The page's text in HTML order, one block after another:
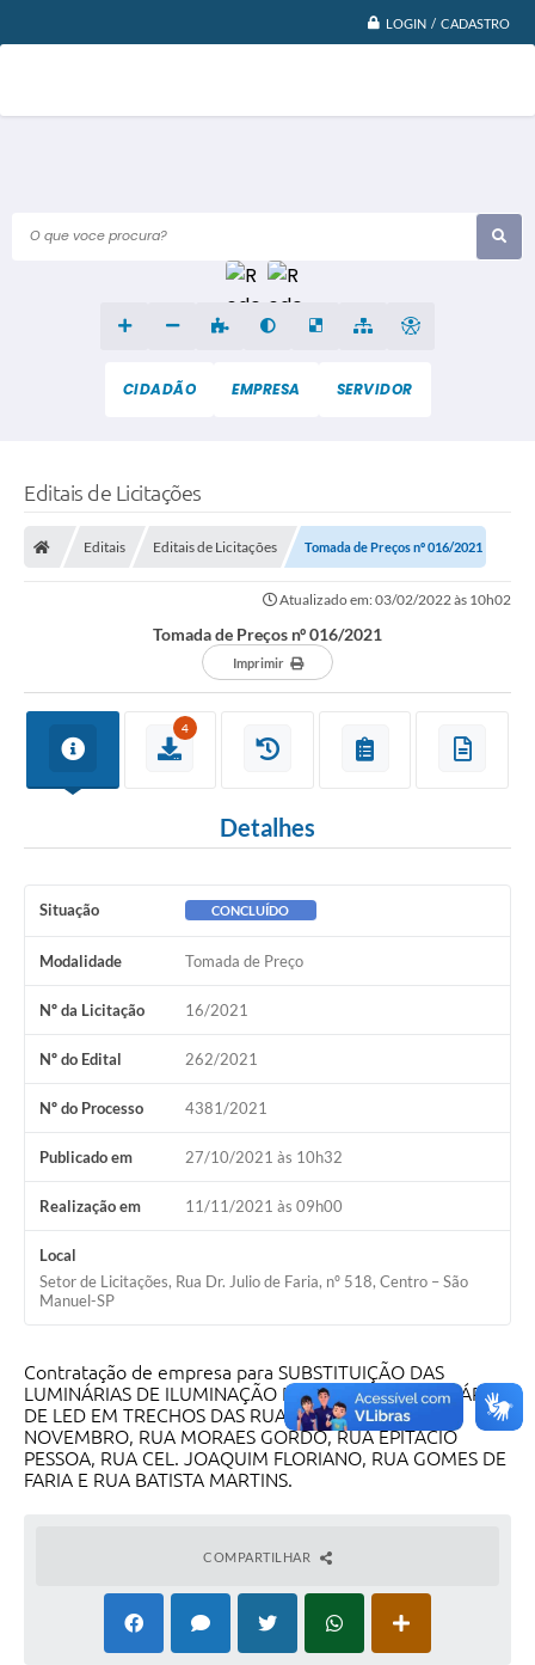
LOGIN / CADASTRO
O que voce procura?
CIDADÃO EMPRESA SERVIDOR
Editais de Licitações
Editais Editais de Licitações Tomada de Preços nº 016/2021
Atualizado em: 03/02/2022 às 10h02
Tomada de Preços nº 016/2021
Imprimir
4
Detalhes
Situação CONCLUÍDO
Modalidade Tomada de Preço
Nº da Licitação 16/2021
Nº do Edital 262/2021
Nº do Processo 4381/2021
Publicado em 27/10/2021 às 10h32
Realização em 11/11/2021 às 09h00
Local
Setor de Licitações, Rua Dr. Julio de Faria, nº 518, Centro – São
Manuel-SP
Contratação de empresa para SUBSTITUIÇÃO DAS
LUMINÁRIAS DE ILUMINAÇÃO PÚBLICA POR LUMINÁRIAS
DE LED EM TRECHOS DAS RUAS: RUA 15 DE
NOVEMBRO, RUA MORAES GORDO, RUA EPITACIO
PESSOA, RUA CEL. JOAQUIM FLORIANO, RUA GOMES DE
FARIA E RUA BATISTA MARTINS.
COMPARTILHAR